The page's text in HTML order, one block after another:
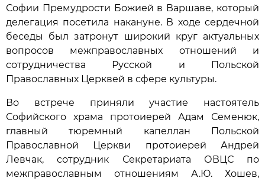
Софии Премудрости Божией в Варшаве, который
делегация посетила накануне. В ходе сердечной
беседы был затронут широкий круг актуальных
вопросов межправославных отношений и
сотрудничества Русской и Польской
Православных Церквей в сфере культуры.
Во встрече приняли участие настоятель
Софийского храма протоиерей Адам Семенюк,
главный тюремный капеллан Польской
Православной Церкви протоиерей Андрей
Левчак, сотрудник Секретариата ОВЦС по
межправославным отношениям А.Ю. Хошев,